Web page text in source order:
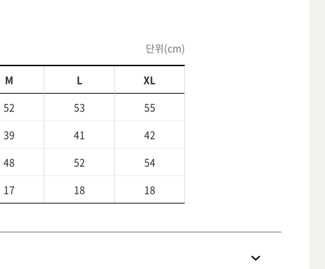
단위(cm)
M L
XL
52 53
55
39 41
42
48 52
54
17 18 18